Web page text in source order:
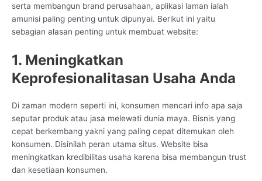
serta membangun brand perusahaan, aplikasi laman ialah
amunisi paling penting untuk dipunyai. Berikut ini yaitu
sebagian alasan penting untuk membuat website:
1. Meningkatkan
Keprofesionalitasan Usaha Anda
Di zaman modern seperti ini, konsumen mencari info apa saja
seputar produk atau jasa melewati dunia maya. Bisnis yang
cepat berkembang yakni yang paling cepat ditemukan oleh
konsumen. Disinilah peran utama situs. Website bisa
meningkatkan kredibilitas usaha karena bisa membangun trust
dan kesetiaan konsumen.